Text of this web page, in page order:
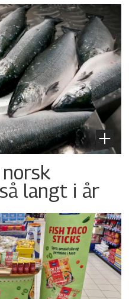
langt i år